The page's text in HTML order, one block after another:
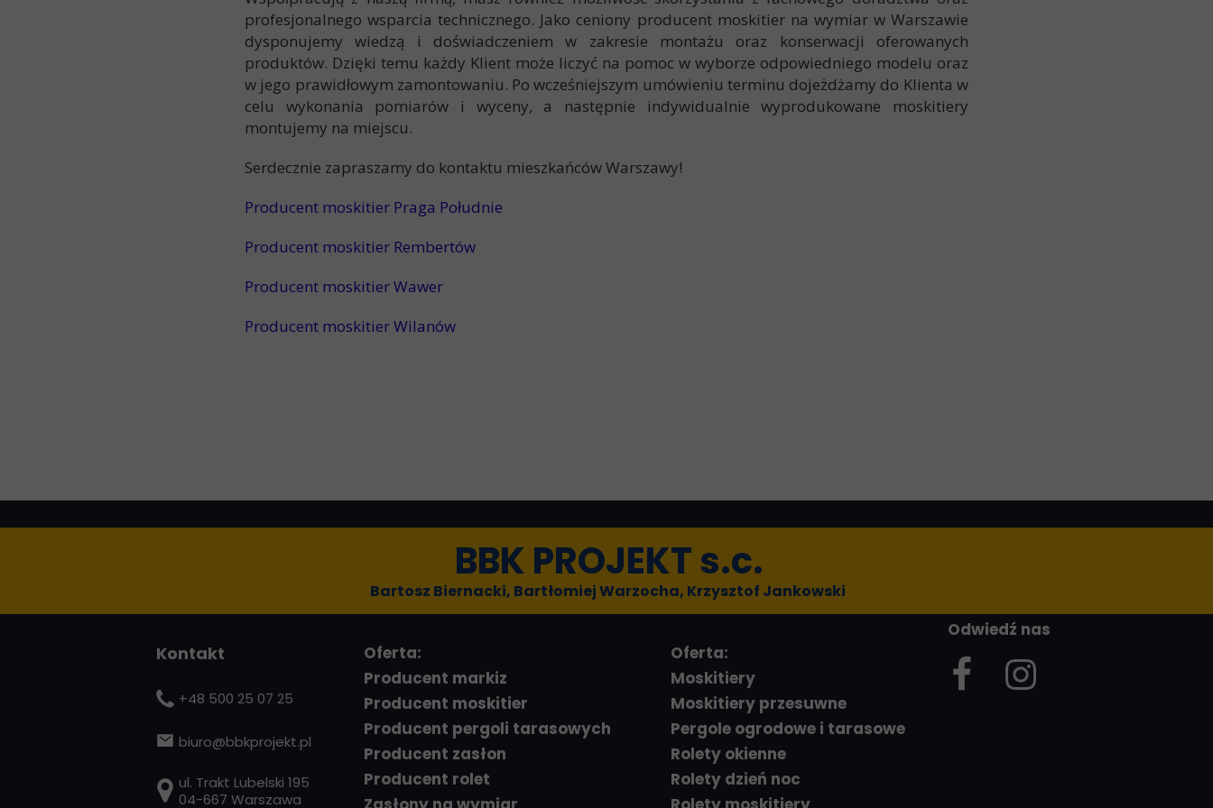
profesjonalnego wsparcia technicznego. Jako ceniony producent moskitier na wymiar w Warszawie
dysponujemy wiedzą i doświadczeniem w zakresie montażu oraz konserwacji oferowanych
produktów. Dzięki temu każdy Klient może liczyć na pomoc w wyborze odpowiedniego modelu oraz
w jego prawidłowym zamontowaniu. Po wcześniejszym umówieniu terminu dojeżdżamy do Klienta w
celu wykonania pomiarów i wyceny, a następnie indywidualnie wyprodukowane moskitiery
montujemy na miejscu.
Serdecznie zapraszamy do kontaktu mieszkańców Warszawy!
Producent moskitier Praga Południe
Producent moskitier Rembertów
Producent moskitier Wawer
Producent moskitier Wilanów
Kontakt
ul. Trakt Lubelski 195
04-667 Warszawa
biuro@bbkprojekt.pl
+48 500 25 07 25
Oferta:
Moskitiery
Moskitiery przesuwne
Pergole ogrodowe i tarasowe
Rolety okienne
Rolety dzień noc
Oferta:
Producent markiz
Producent moskitier
Producent pergoli tarasowych
Producent zasłon
Producent rolet
Bartosz Biernacki, Bartłomiej Warzocha, Krzysztof Jankowski
BBK PROJEKT s.c.
Odwiedź nas